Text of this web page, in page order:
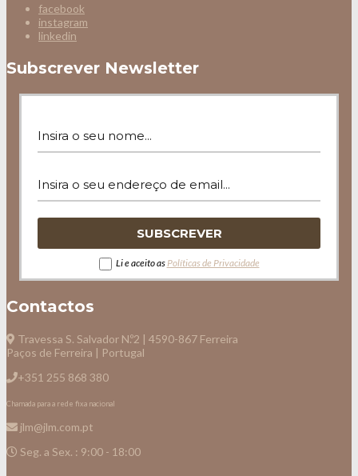
facebook
instagram
linkedin
Subscrever Newsletter
Li e aceito as Políticas de Privacidade
Contactos
Travessa S. Salvador N.º2 | 4590-867 Ferreira
Paços de Ferreira | Portugal
+351 255 868 380
Chamada para a rede fixa nacional
jlm@jlm.com.pt
Seg. a Sex. : 9:00 - 18:00